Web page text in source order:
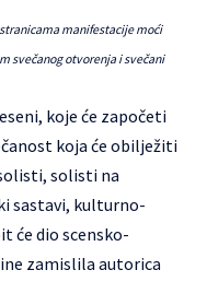
manifestacije moći
svečanog otvorenja i svečani
koje će započeti
koja će obilježiti
solisti na
sastavi, kulturno-
će dio scensko-
zamislila autorica